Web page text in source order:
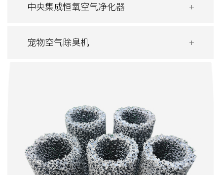
中央集成恒氧空气净化器
宠物空气除臭机